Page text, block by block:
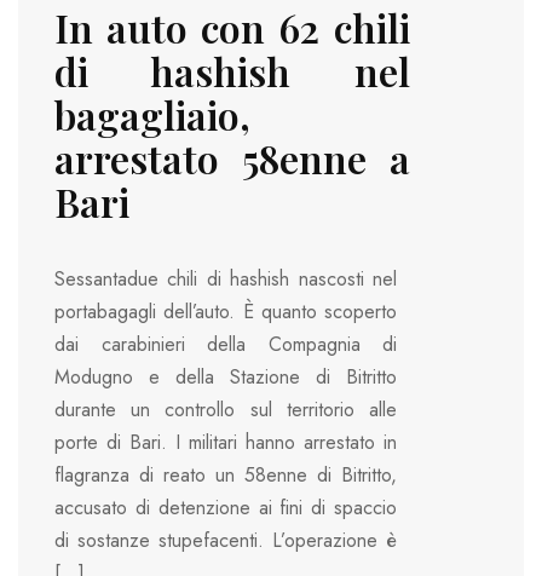
In auto con 62 chili
di hashish nel
bagagliaio,
arrestato 58enne a
Bari
Sessantadue chili di hashish nascosti nel
portabagagli dell’auto. È quanto scoperto
dai carabinieri della Compagnia di
Modugno e della Stazione di Bitritto
durante un controllo sul territorio alle
porte di Bari. I militari hanno arrestato in
flagranza di reato un 58enne di Bitritto,
accusato di detenzione ai fini di spaccio
di sostanze stupefacenti. L’operazione è